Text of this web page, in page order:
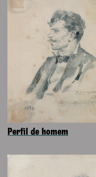
Perfil de homem